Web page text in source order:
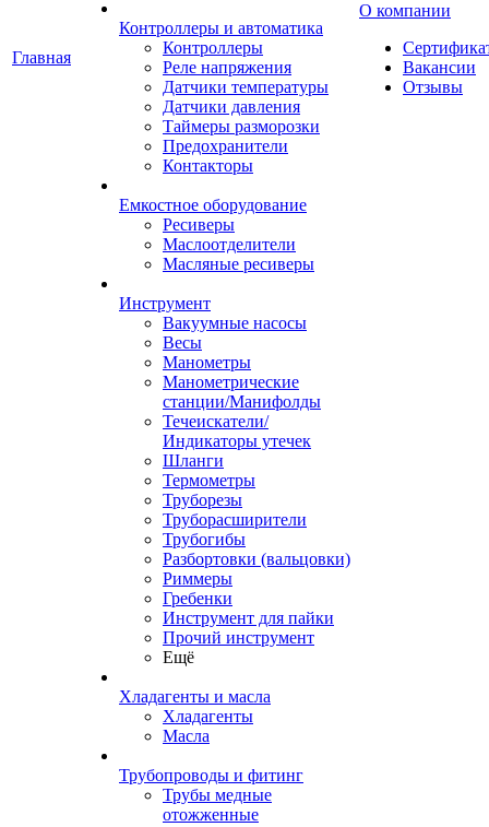
Главная
Контроллеры и автоматика
Контроллеры
Реле напряжения
Датчики температуры
Датчики давления
Таймеры разморозки
Предохранители
Контакторы
Емкостное оборудование
Ресиверы
Маслоотделители
Масляные ресиверы
Инструмент
Вакуумные насосы
Весы
Манометры
Манометрические
станции/Манифолды
Течеискатели/
Индикаторы утечек
Шланги
Термометры
Труборезы
Труборасширители
Трубогибы
Разбортовки (вальцовки)
Риммеры
Гребенки
Инструмент для пайки
Прочий инструмент
Ещё
Хладагенты и масла
Хладагенты
Масла
Трубопроводы и фитинг
Трубы медные
отожженные
О компании
Вакансии
Отзывы